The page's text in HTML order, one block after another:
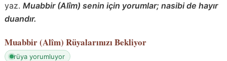
yaz. Muabbir (Alîm) senin için yorumlar; nasibi de hayır
duandır.
Muabbir (Alîm) Rüyalarınızı Bekliyor
rüya yorumluyor